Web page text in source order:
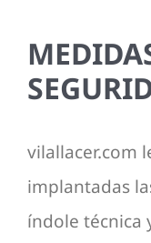
vilallacer.com
implantadas
índole técnica